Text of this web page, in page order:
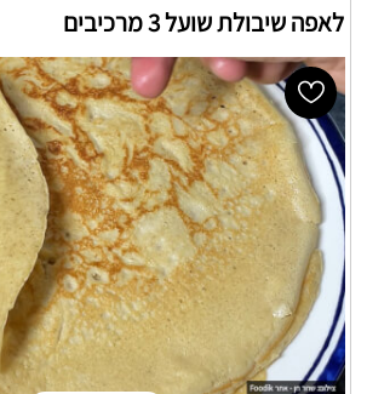
לאפה שיבולת שועל 3 מרכיבים